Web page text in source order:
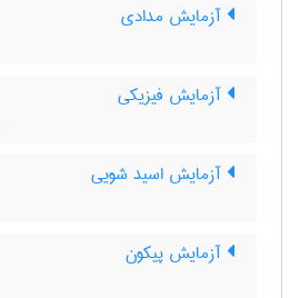
آزمایش مدادی
آزمایش فیزیکی
آزمایش اسید شویی
آزمایش پیکون